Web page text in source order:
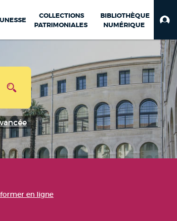
COLLECTIONS
PATRIMONIALES
BIBLIOTHÈQUE
NUMÉRIQUE
en ligne